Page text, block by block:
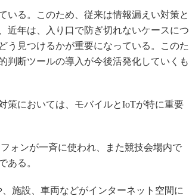
る。このため、従来は情報漏えい対策と
近年は、入り口で防ぎ切れないケースにつ
う見つけるかが重要になっている。このた
判断ツールの導入が今後活発化していくも
においては、モバイルとIoTが特に重要
ォンが一斉に使われ、また競技会場内で
ある。
施設、車両などがインターネット空間に